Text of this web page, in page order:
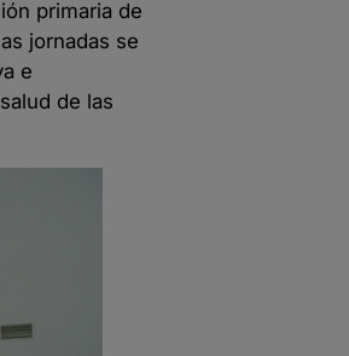
primaria de
jornadas se
e
de las